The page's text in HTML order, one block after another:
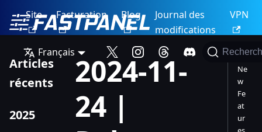
Site Facturation Blog
Journal des
modifications
VPN
Français
Articles
récents
2025
2024-11-
24 |
Ne
w
Fe
at
ur